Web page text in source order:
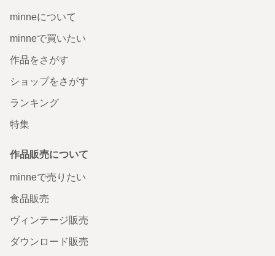
minneについて
minneで買いたい
作品をさがす
ショップをさがす
ランキング
特集
作品販売について
minneで売りたい
食品販売
ヴィンテージ販売
ダウンロード販売